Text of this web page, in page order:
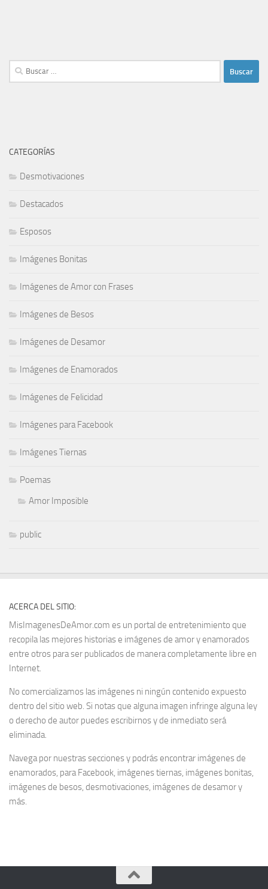
Buscar:
CATEGORÍAS
Desmotivaciones
Destacados
Esposos
Imágenes Bonitas
Imágenes de Amor con Frases
Imágenes de Besos
Imágenes de Desamor
Imágenes de Enamorados
Imágenes de Felicidad
Imágenes para Facebook
Imágenes Tiernas
Poemas
Amor Imposible
public
ACERCA DEL SITIO:
MisImagenesDeAmor.com es un portal de entretenimiento que
recopila las mejores historias e imágenes de amor y enamorados
entre otros para ser publicados de manera completamente libre en
Internet.
No comercializamos las imágenes ni ningún contenido expuesto
dentro del sitio web. Si notas que alguna imagen infringe alguna ley
o derecho de autor puedes escribirnos y de inmediato será
eliminada.
Navega por nuestras secciones y podrás encontrar imágenes de
enamorados, para Facebook, imágenes tiernas, imágenes bonitas,
imágenes de besos, desmotivaciones, imágenes de desamor y
más.